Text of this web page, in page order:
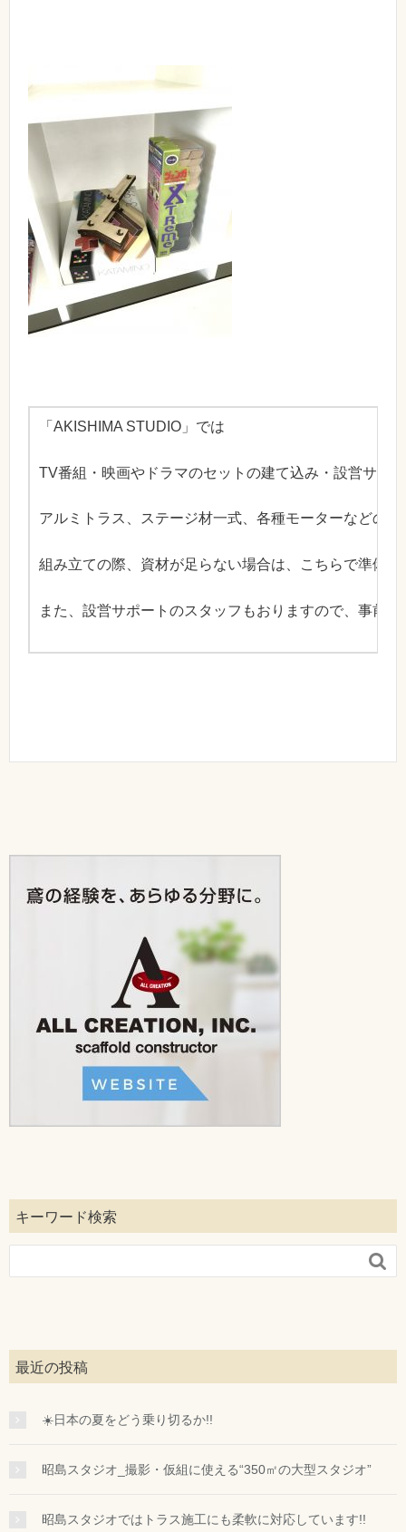
「AKISHIMA STUDIO」では
TV番組・映画やドラマのセットの建て込み・設営サポ
アルミトラス、ステージ材一式、各種モーターなどの
組み立ての際、資材が足らない場合は、こちらで準備で
また、設営サポートのスタッフもおりますので、事前
キーワード検索

最近の投稿
☀️日本の夏をどう乗り切るか!!
昭島スタジオ_撮影・仮組に使える“350㎡の大型スタジオ”
昭島スタジオではトラス施工にも柔軟に対応しています!!